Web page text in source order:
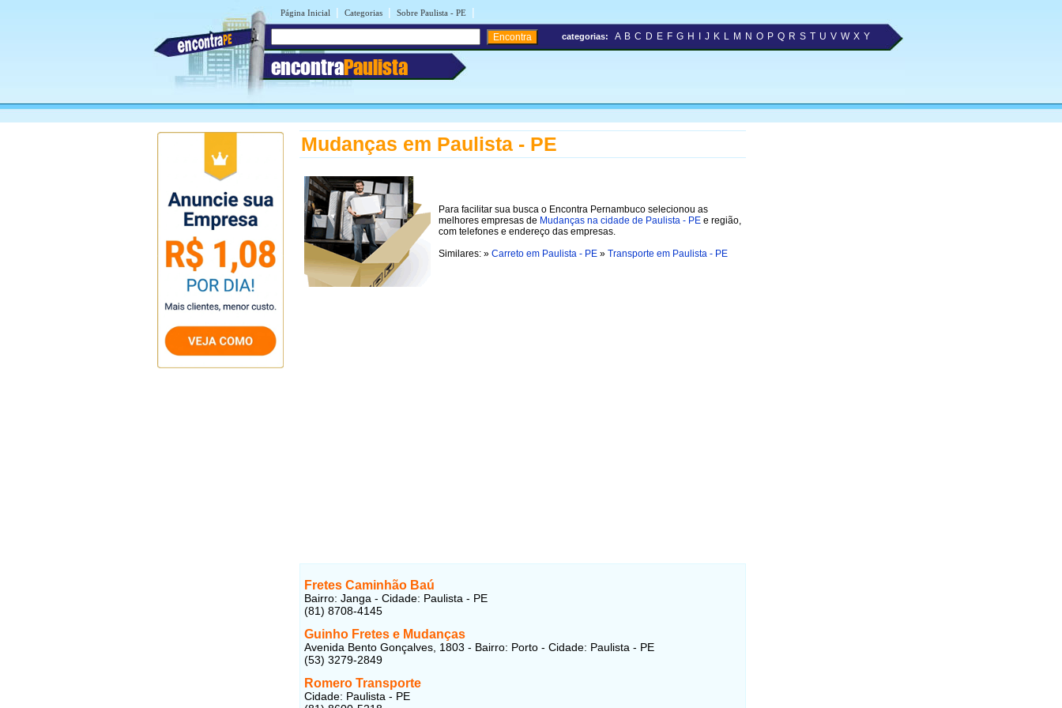
Página Inicial | Categorias | Sobre Paulista - PE |
encontraPaulista
categorias: A B C D E F G H J K L M N O P Q R S T U V W X Y
Mudanças em Paulista - PE
Para facilitar sua busca o Encontra Pernambuco selecionou as
melhores empresas de Mudanças na cidade de Paulista - PE e região,
com telefones e endereço das empresas.
Similares: » Carreto em Paulista - PE » Transporte em Paulista - PE
Fretes Caminhão Baú
Bairro: Janga - Cidade: Paulista - PE
(81) 8708-4145
Guinho Fretes e Mudanças
Avenida Bento Gonçalves, 1803 - Bairro: Porto - Cidade: Paulista - PE
(53) 3279-2849
Romero Transporte
Cidade: Paulista - PE